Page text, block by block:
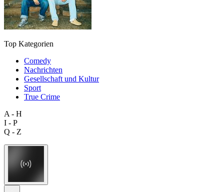
Top Kategorien
Comedy
Nachrichten
Gesellschaft und Kultur
Sport
True Crime
A - H
I - P
Q - Z